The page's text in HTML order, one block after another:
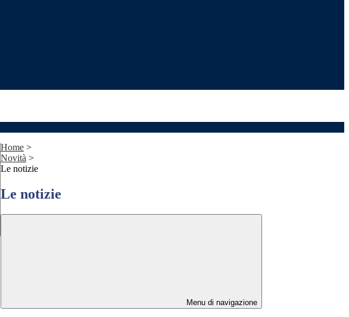
Home >
Novità >
Le notizie
Le notizie
Menu di navigazione